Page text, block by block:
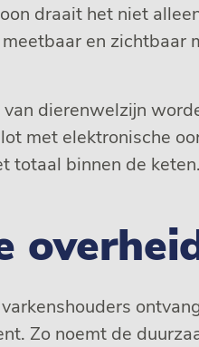
draait het niet
en zichtbaar
dierenwelzijn
met elektronische
totaal binnen de keten.
Zo noemt de